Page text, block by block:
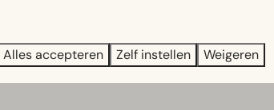
en waardevolle ervaring die nog lang
Alles accepteren Zelf instellen Weigeren